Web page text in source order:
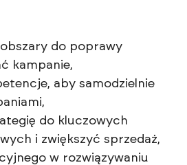
do poprawy
kampanie,
aby samodzielnie
do kluczowych
i zwiększyć sprzedaż,
w rozwiązywaniu